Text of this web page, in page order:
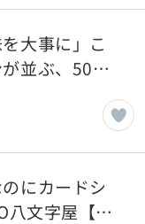
大事に」こ
並ぶ、50年
形県山形
にカードシ
八文字屋【山